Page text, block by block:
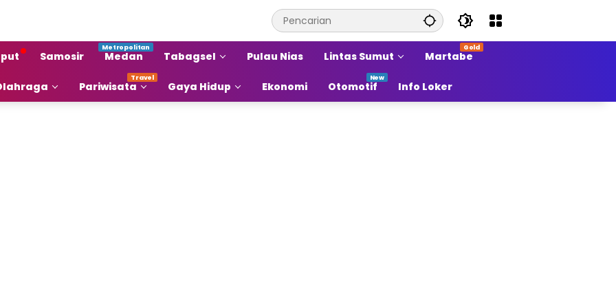
Samosir Medan Tabagsel Pulau Nias Lintas Sumut Martabe
Pariwisata Gaya Hidup Ekonomi Otomotif Info Loker